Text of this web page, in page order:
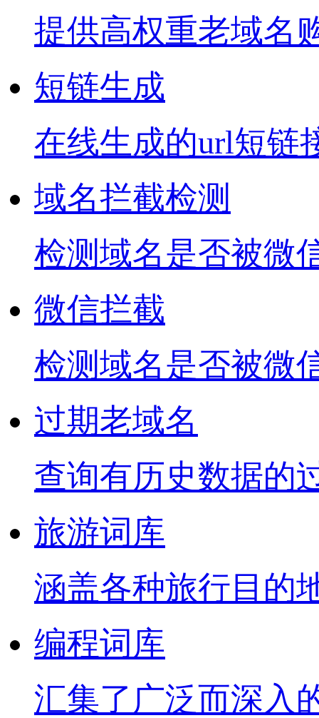
提供高权重老域名
短链生成
在线生成的url短链
域名拦截检测
检测域名是否被微
微信拦截
检测域名是否被微
过期老域名
查询有历史数据的
旅游词库
涵盖各种旅行目的
编程词库
汇集了广泛而深入